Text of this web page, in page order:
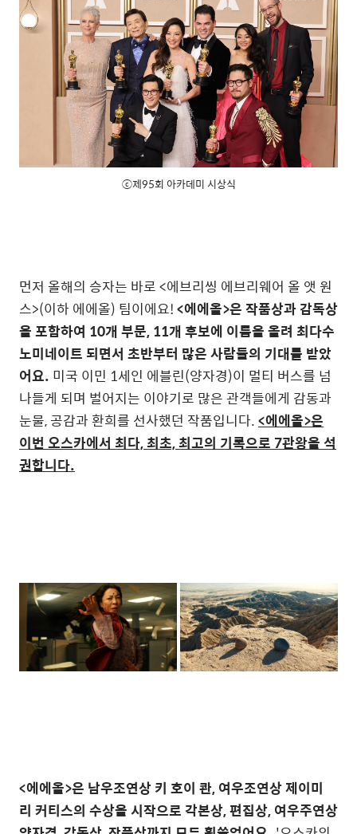
ⓒ제95회 아카데미 시상식
먼저 올해의 승자는 바로 <에브리씽 에브리웨어 올 앳 원
스>(이하 에에올) 팀이에요!<에에올>은 작품상과 감독상
을 포함하여 10개 부문, 11개 후보에 이름을 올려 최다수
노미네이트 되면서 초반부터 많은 사람들의 기대를 받았
어요. 미국 이민 1세인 에블린(양자경)이 멀티 버스를 넘
나들게 되며 벌어지는 이야기로 많은 관객들에게 감동과
눈물, 공감과 환희를 선사했던 작품입니다.<에에올>은
이번 오스카에서 최다, 최초, 최고의 기록으로 7관왕을 석
권합니다.
<에에올>은 남우조연상 키 호이 콴, 여우조연상 제이미
리 커티스의 수상을 시작으로 각본상, 편집상, 여우주연상